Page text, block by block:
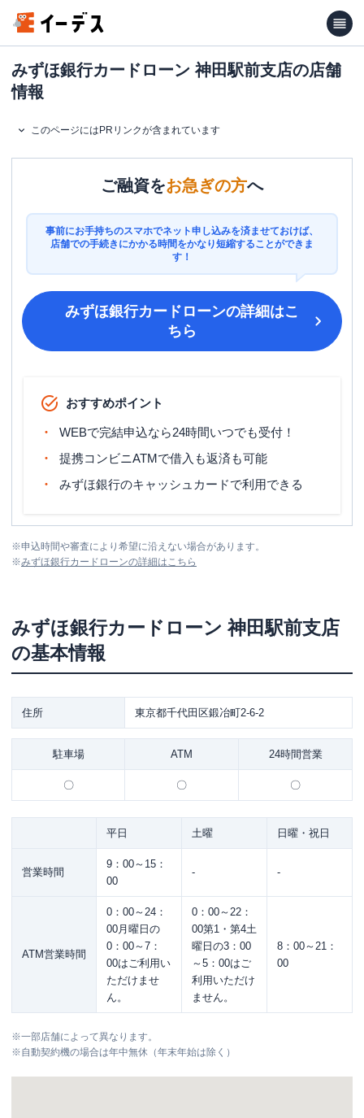
みずほ銀行カードローン 神田駅前支店の店舗
情報
このページにはPRリンクが含まれています
ご融資をお急ぎの方へ
事前にお手持ちのスマホでネット申し込みを済ませておけば、
店舗での手続きにかかる時間をかなり短縮することができま
す！
みずほ銀行カードローンの詳細はこ
ちら
おすすめポイント
WEBで完結申込なら24時間いつでも受付！
提携コンビニATMで借入も返済も可能
みずほ銀行のキャッシュカードで利用できる
※申込時間や審査により希望に沿えない場合があります。
※みずほ銀行カードローンの詳細はこちら
みずほ銀行カードローン 神田駅前支店
の基本情報
住所 東京都千代田区鍛冶町2-6-2
駐車場 ATM 24時間営業
〇 〇 〇
平日 土曜 日曜・祝日
営業時間
9：00～15：
00
- -
ATM営業時間
0：00～24：
00月曜日の
0：00～7：
00はご利用い
ただけませ
ん。
0：00～22：
00第1・第4土
曜日の3：00
～5：00はご
利用いただけ
ません。
8：00～21：
00
※一部店舗によって異なります。
※自動契約機の場合は年中無休（年末年始は除く）